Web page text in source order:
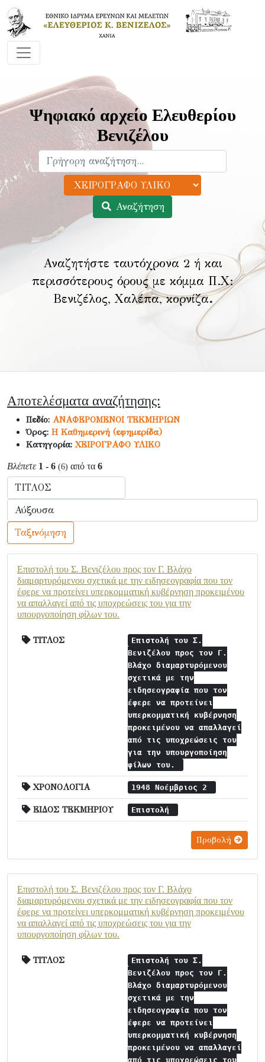
Ψηφιακό αρχείο Ελευθερίου
Βενιζέλου
Αναζήτηση
Αναζητήστε ταυτόχρονα 2 ή και
περισσότερους όρους με κόμμα Π.Χ:
Βενιζέλος, Χαλέπα, κορνίζα.
Αποτελέσματα αναζήτησης:
Πεδίο: ΑΝΑΦΕΡΟΜΕΝΟΙ ΤΕΚΜΗΡΙΩΝ
Όρος: Η Καθημερινή (εφημερίδα)
Κατηγορία:ΧΕΙΡΟΓΡΑΦΟ ΥΛΙΚΟ
Βλέπετε 1 - 6 (6) από τα 6
Ταξινόμηση
Επιστολή του Σ. Βενιζέλου προς τον Γ. Βλάχο
διαμαρτυρόμενου σχετικά με την ειδησεογραφία που τον
έφερε να προτείνει υπερκομματική κυβέρνηση προκειμένου
να απαλλαγεί από τις υποχρεώσεις του για την
υπουργοποίηση φίλων του.
ΤΙΤΛΟΣ
Επιστολή του Σ.
Βενιζέλου προς τον Γ.
Βλάχο διαμαρτυρόμενου
σχετικά με την
ειδησεογραφία που τον
έφερε να προτείνει
υπερκομματική κυβέρνηση
προκειμένου να απαλλαγεί
από τις υποχρεώσεις του
για την υπουργοποίηση
φίλων του.
ΧΡΟΝΟΛΟΓΙΑ 1948 Νοέμβριος 2
ΕΙΔΟΣ ΤΕΚΜΗΡΙΟΥ Επιστολή
Προβολή
Επιστολή του Σ. Βενιζέλου προς τον Γ. Βλάχο
διαμαρτυρόμενου σχετικά με την ειδησεογραφία που τον
έφερε να προτείνει υπερκομματική κυβέρνηση προκειμένου
να απαλλαγεί από τις υποχρεώσεις του για την
υπουργοποίηση φίλων του.
ΤΙΤΛΟΣ
Επιστολή του Σ.
Βενιζέλου προς τον Γ.
Βλάχο διαμαρτυρόμενου
σχετικά με την
ειδησεογραφία που τον
έφερε να προτείνει
υπερκομματική κυβέρνηση
προκειμένου να απαλλαγεί
από τις υποχρεώσεις του